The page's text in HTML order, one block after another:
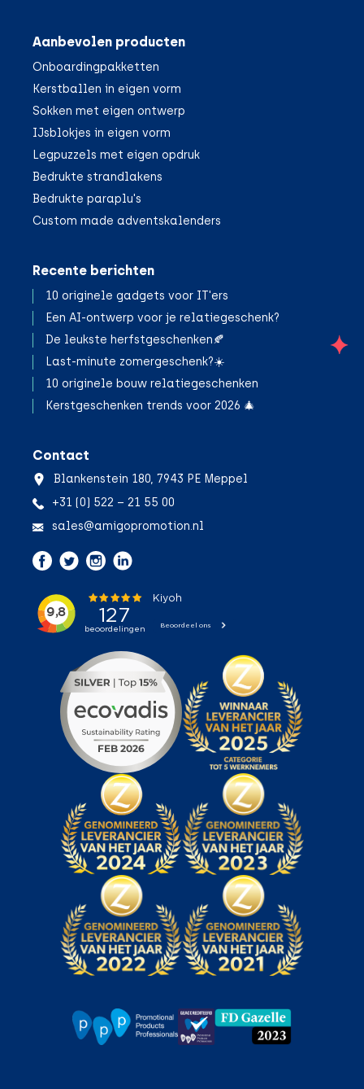
Aanbevolen producten
Onboardingpakketten
Kerstballen in eigen vorm
Sokken met eigen ontwerp
IJsblokjes in eigen vorm
Legpuzzels met eigen opdruk
Bedrukte strandlakens
Bedrukte paraplu's
Custom made adventskalenders
Recente berichten
10 originele gadgets voor IT'ers
Een AI-ontwerp voor je relatiegeschenk?
De leukste herfstgeschenken🍂
Last-minute zomergeschenk?☀️
10 originele bouw relatiegeschenken
Kerstgeschenken trends voor 2026 🎄
Contact
Blankenstein 180, 7943 PE Meppel
+31 (0) 522 – 21 55 00
sales@amigopromotion.nl
;